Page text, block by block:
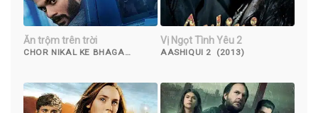
Ăn trộm trên trời
CHOR NIKAL KE BHAGA
Vị Ngọt Tình Yêu 2
AASHIQUI 2 (2013)